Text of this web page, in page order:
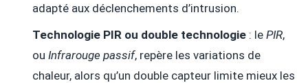
adapté aux déclenchements d’intrusion.
Technologie PIR ou double technologie: le PIR,
ou Infrarouge passif, repère les variations de
chaleur, alors qu’un double capteur limite mieux les